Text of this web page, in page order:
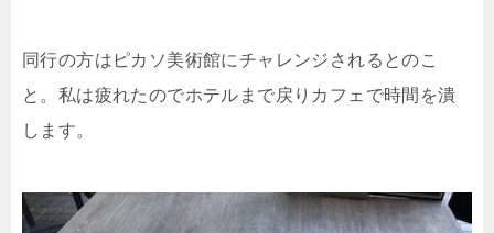
同行の方はピカソ美術館にチャレンジされるとのこ
と。私は疲れたのでホテルまで戻りカフェで時間を潰
します。